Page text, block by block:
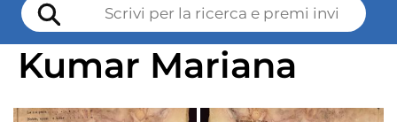
Kumar Mariana